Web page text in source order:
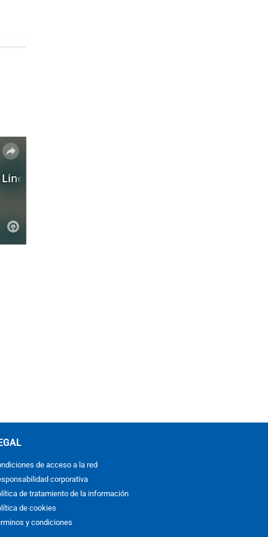
de acceso a la red
corporativa
de tratamiento de la información
de cookies
y condiciones